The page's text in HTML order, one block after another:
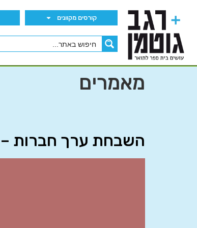
קורסים מקוונים
מאמרים
השבחת ערך חברות – 13041